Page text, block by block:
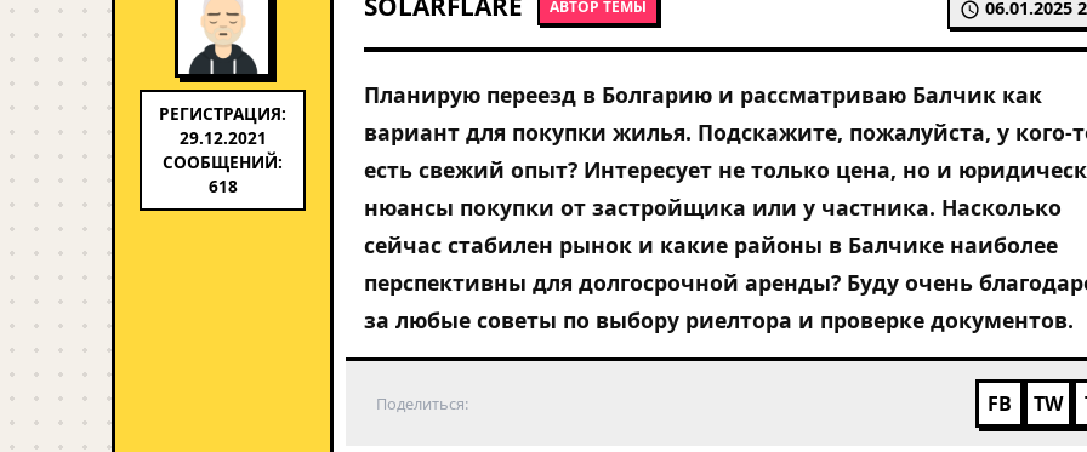
РЕГИСТРАЦИЯ:
29.12.2021
СООБЩЕНИЙ:
618
АВТОР ТЕМЫ 06.01.2025
Планирую переезд в Болгарию и рассматриваю Балчик как
вариант для покупки жилья. Подскажите, пожалуйста, у кого-
есть свежий опыт? Интересует не только цена, но и
нюансы покупки от застройщика или у частника. Насколько
сейчас стабилен рынок и какие районы в Балчике наиболее
перспективны для долгосрочной аренды? Буду очень
за любые советы по выбору риелтора и проверке документов.
Поделиться: FB TW